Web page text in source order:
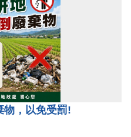
物，以免受罰!